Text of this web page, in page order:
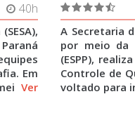
40h
Em
Ver
A Secretaria
por meio da
(ESPP),
Controle de
voltado para